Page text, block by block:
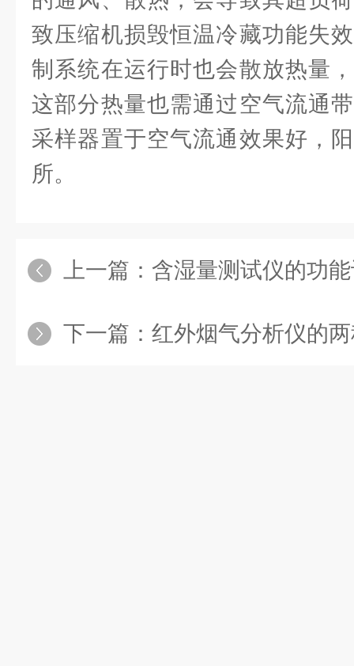
致压缩机损毁恒温冷藏功能失
制系统在运行时也会散放热量
这部分热量也需通过空气流通
采样器置于空气流通效果好，
所。
上一篇： 含湿量测试仪的功能设
下一篇： 红外烟气分析仪的两种常